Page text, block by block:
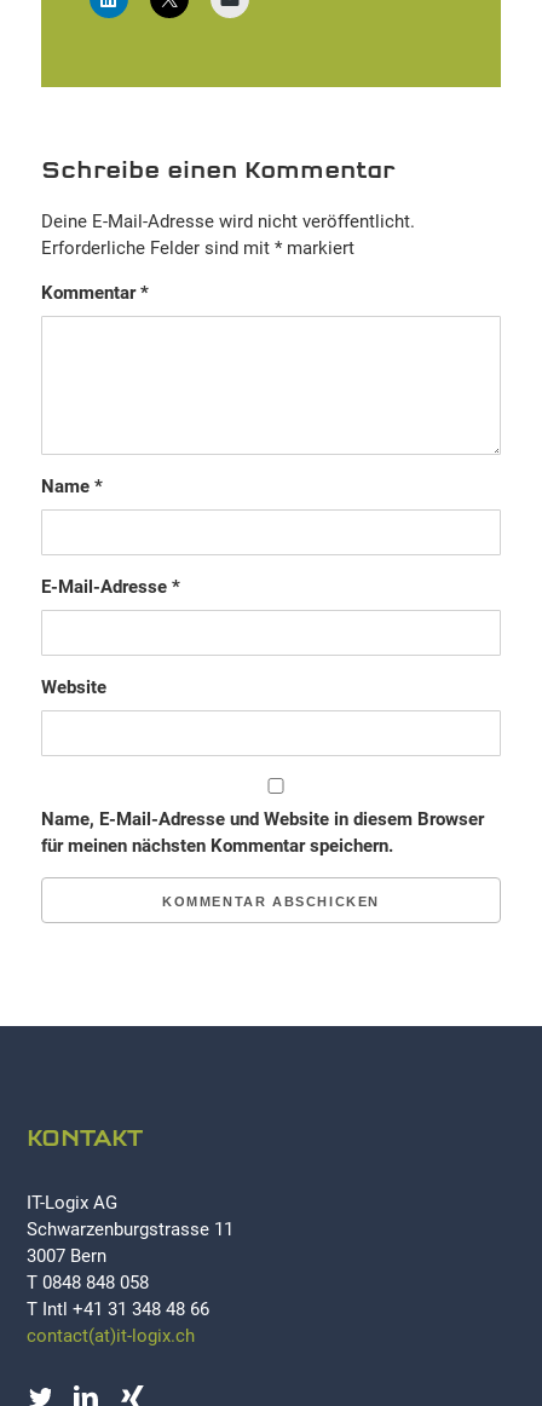
Schreibe einen Kommentar
Deine E-Mail-Adresse wird nicht veröffentlicht.
Erforderliche Felder sind mit *markiert
Kommentar*
Name *
E-Mail-Adresse *
Website
Name, E-Mail-Adresse und Website in diesem Browser
für meinen nächsten Kommentar speichern.
KONTAKT
IT-Logix AG
Schwarzenburgstrasse 11
3007 Bern
T 0848 848 058
T Intl +41 31 348 48 66
contact(at)it-logix.ch